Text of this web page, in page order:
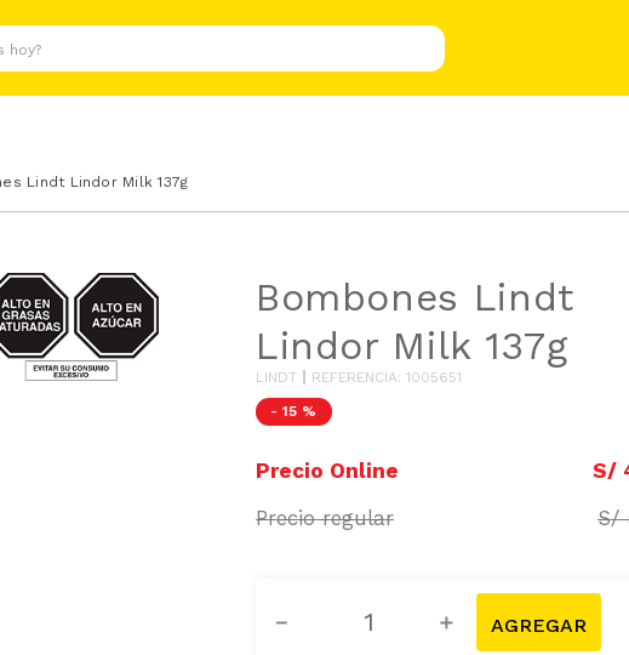
Lindt Lindor Milk 137g
GRASAS-
Bombones Lindt
Lindor Milk 137g
LINDT REFERENCIA: 1005651
- 15 %
S/
S/
＋
－